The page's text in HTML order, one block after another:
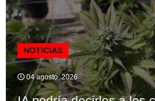
NOTICIAS
04 agosto, 2026